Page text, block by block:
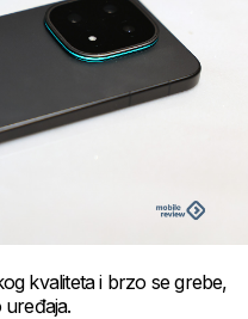
kvaliteta i brzo se grebe,